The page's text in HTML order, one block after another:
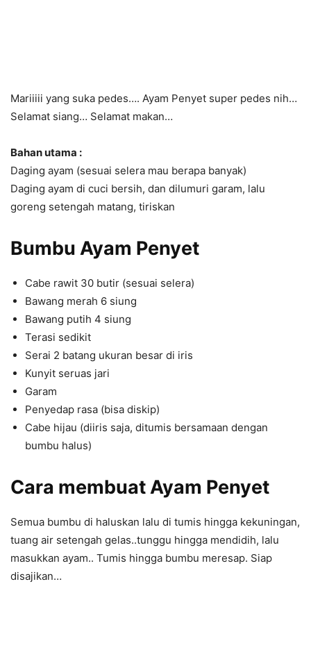
Mariiiii yang suka pedes…. Ayam Penyet super pedes nih…
Selamat siang… Selamat makan…
Bahan utama :
Daging ayam (sesuai selera mau berapa banyak)
Daging ayam di cuci bersih, dan dilumuri garam, lalu
goreng setengah matang, tiriskan
Bumbu Ayam Penyet
Cabe rawit 30 butir (sesuai selera)
Bawang merah 6 siung
Bawang putih 4 siung
Terasi sedikit
Serai 2 batang ukuran besar di iris
Kunyit seruas jari
Garam
Penyedap rasa (bisa diskip)
Cabe hijau (diiris saja, ditumis bersamaan dengan
bumbu halus)
Cara membuatAyam Penyet
Semua bumbu di haluskan lalu di tumis hingga kekuningan,
tuang air setengah gelas..tunggu hingga mendidih, lalu
masukkan ayam.. Tumis hingga bumbu meresap. Siap
disajikan…